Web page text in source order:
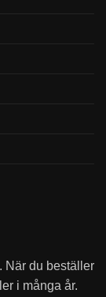
När du beställer
i många år.